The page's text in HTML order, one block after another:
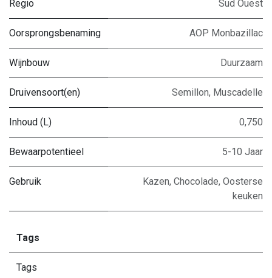
Regio Sud Ouest
Oorsprongsbenaming AOP Monbazillac
Wijnbouw Duurzaam
Druivensoort(en) Semillon, Muscadelle
Inhoud (L) 0,750
Bewaarpotentieel 5-10 Jaar
Gebruik Kazen, Chocolade, Oosterse
keuken
Tags
Tags